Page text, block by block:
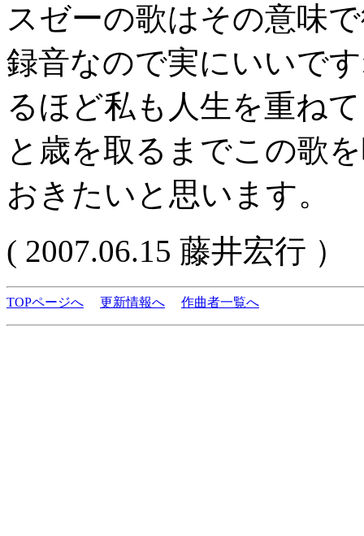
スゼーの歌はその意味
録音なので実にいいで
るほど私も人生を重ね
と歳を取るまでこの歌
おきたいと思います。
( 2007.06.15 藤井宏行 ）
TOPページへ 更新情報へ 作曲者一覧へ